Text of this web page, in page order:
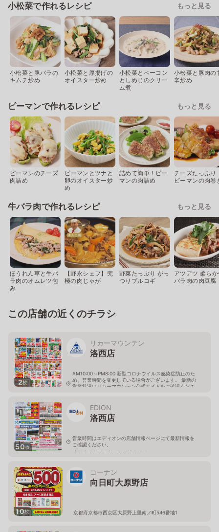
小松菜で作れるレシピ もっと見る
小松菜と豚バラの
キムチ炒め
小松菜と厚揚げの
オイスター炒め
小松菜とベーコン
としめじのクリー
ム煮
小松菜と豚肉の
辛炒め
ピーマンで作れるレシピ もっと見る
ピーマンのチーズ
肉詰め
ピーマンとツナと
卵のオイスター炒
め
詰めて簡単！ピー
マンの肉詰め
チーズたっぷり
ピーマンの肉巻
牛バラ肉で作れるレシピ もっと見る
ほうれん草と牛バ
ラ肉のオムレツ包
み
【野永シェフ】究
極の肉じゃが
野菜たっぷり がっ
つりプルコギ
アツアツ 柔ら
バラ肉の肉豆腐
この店舗の近くのチラシ
2枚
リカーマウンテン
洛西店
AM10:00～PM8:00 新型コロナウイルス感染症防止のた
め、営業時間を変更している場合がございます。 最新の
営業状況はリカーマウンテン公式サイトをご確認くださ
50枚
EDION
洛西店
営業時間はエディオンの店舗情報ページにて最新情報を
ご確認ください。
京都府京都市西京区樫原芋峠19-1
10枚
コーナン
向日町大原野店
京都府京都市西京区大原野上里南ノ町546番地1